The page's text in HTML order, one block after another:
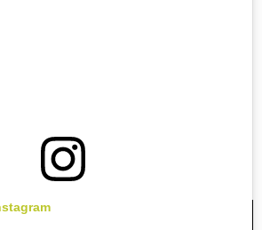
metros acima do nível do
para que ele passasse mal.